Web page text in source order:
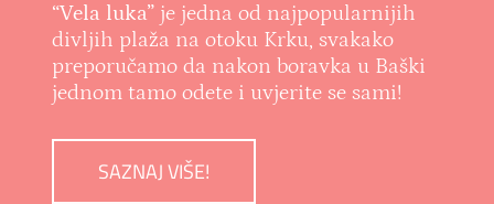
“Vela luka”je jedna od najpopularnijih
divljih plaža na otoku Krku, svakako
preporučamo da nakon boravka u Baški
jednom tamo odete i uvjerite se sami!
SAZNAJ VIŠE!